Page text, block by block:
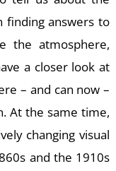
finding answers to
the atmosphere,
a closer look at
– and can now –
At the same time,
changing visual
and the 1910s